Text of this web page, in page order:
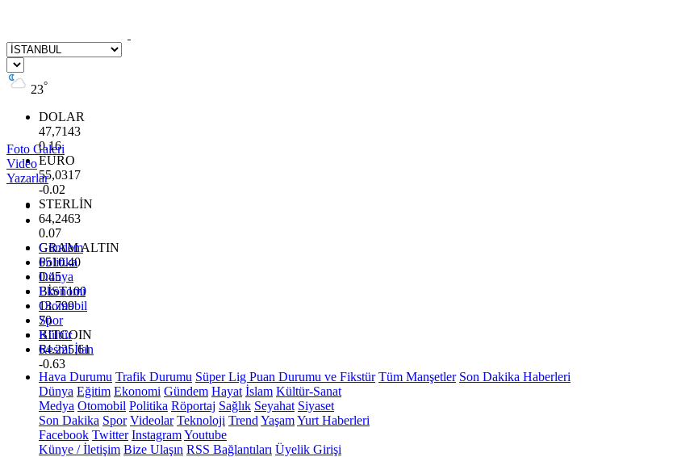
23°
DOLAR
47,7143
0.16
EURO
55,0317
-0.02
STERLİN
64,2463
0.07
GRAM ALTIN
6510.40
0.45
BİST100
13.799
70
BITCOIN
64.225,61
-0.63
Foto Galeri
Video
Yazarlar
Gündem
Politika
Dünya
Ekonomi
Otomobil
Spor
Kültür
Resmi İlan
Hava Durumu Trafik Durumu Süper Lig Puan Durumu ve Fikstür Tüm Manşetler Son Dakika Haberleri
Dünya Eğitim Ekonomi Gündem Hayat İslam Kültür-Sanat
Medya Otomobil Politika Röportaj Sağlık Seyahat Siyaset
Son Dakika Spor Videolar Teknoloji Trend YaşamYurt Haberleri
Facebook Twitter InstagramYoutube
Künye / İletişim Bize Ulaşın RSS Bağlantıları Üyelik Girişi